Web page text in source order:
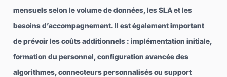
mensuels selon le volume de données, les SLA et les
besoins d’accompagnement. Il est également important
de prévoir les coûts additionnels : implémentation initiale,
formation du personnel, configuration avancée des
algorithmes, connecteurs personnalisés ou support